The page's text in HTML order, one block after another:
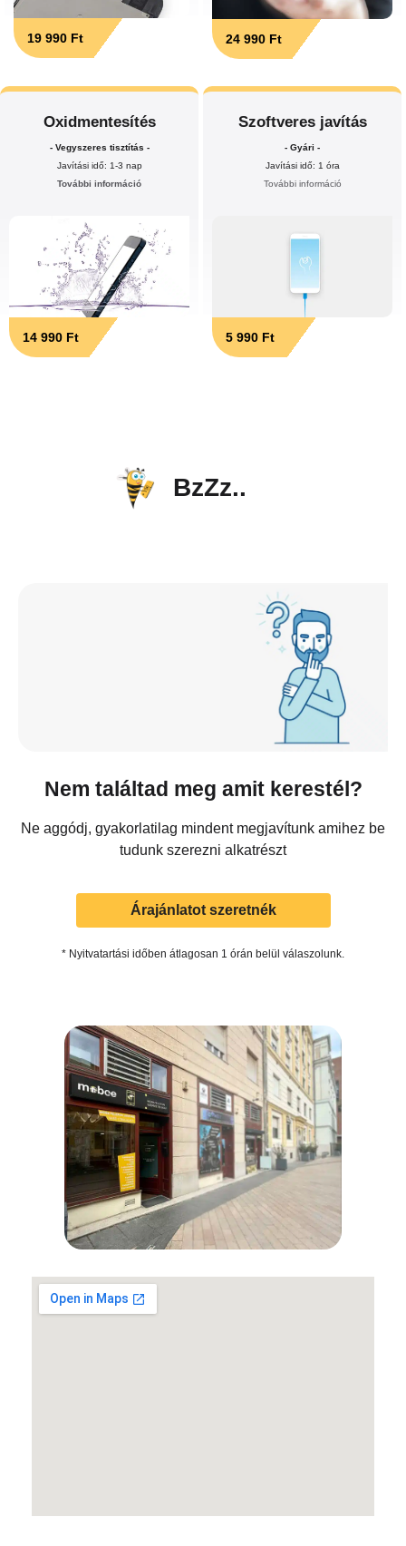
19 990 Ft 24 990 Ft
Oxidmentesítés
- Vegyszeres tisztítás -
Javítási idő: 1-3 nap
További információ
14 990 Ft
Szoftveres javítás
- Gyári -
Javítási idő: 1 óra
További információ
5 990 Ft
BzZz..
Nem találtad meg amit kerestél?
Ne aggódj, gyakorlatilag mindent megjavítunk amihez be
tudunk szerezni alkatrészt
Árajánlatot szeretnék
* Nyitvatartási időben átlagosan 1 órán belül válaszolunk.